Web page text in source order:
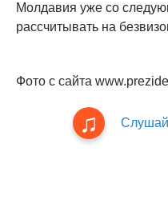
Молдавия уже со
рассчитывать на
Фото с сайта